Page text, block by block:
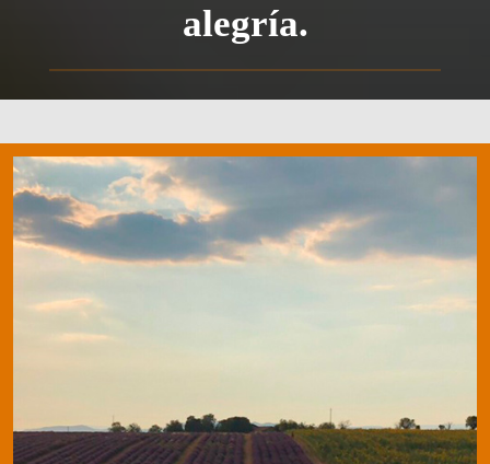
alegría.